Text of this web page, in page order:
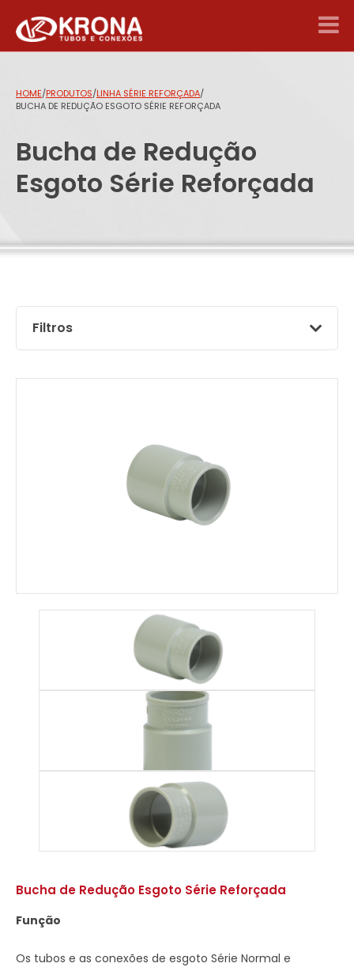
HOME/PRODUTOS/LINHA SÉRIE REFORÇADA/
BUCHA DE REDUÇÃO ESGOTO SÉRIE REFORÇADA
Bucha de Redução
Esgoto Série Reforçada
Filtros
Bucha de Redução Esgoto Série Reforçada
Função
Os tubos e as conexões de esgoto Série Normal e